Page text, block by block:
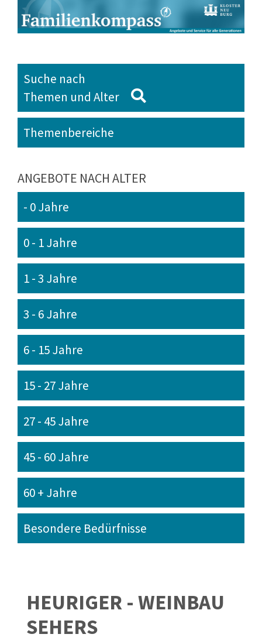
Suche nach
Themen und Alter
Themenbereiche
ANGEBOTE NACH ALTER
- 0 Jahre
0 - 1 Jahre
1 - 3 Jahre
3 - 6 Jahre
6 - 15 Jahre
15 - 27 Jahre
27 - 45 Jahre
45 - 60 Jahre
60 + Jahre
Besondere Bedürfnisse
HEURIGER - WEINBAU
SEHERS